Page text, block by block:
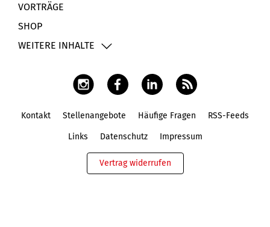
VORTRÄGE
SHOP
WEITERE INHALTE
Kontakt Stellenangebote Häufige Fragen RSS-Feeds
Links Datenschutz Impressum
Vertrag widerrufen